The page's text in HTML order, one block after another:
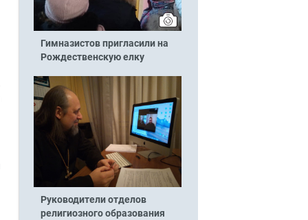
Гимназистов пригласили на
Рождественскую елку
Руководители отделов
религиозного образования